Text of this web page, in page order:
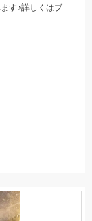
仕掛けは『船長直伝逆ダン仕掛け』がメチャクチャ釣れます♪詳しくはブログをご覧ください‼